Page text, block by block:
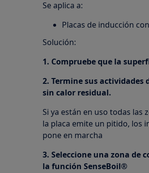
Se aplica a:
Placas de inducción
Solución:
1. Compruebe que la
2. Termine sus actividades
sin calor residual.
Si ya están en uso todas las
la placa emite un pitido, los
pone en marcha
3. Seleccione una zona de
la función SenseBoil®